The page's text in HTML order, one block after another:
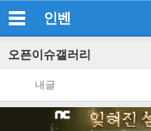
인벤
오픈이슈갤러리
내글